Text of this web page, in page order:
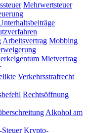
Mehrwertsteuer
Arbeitsvertrag Mobbing
Mietvertrag
Verkehrsstrafrecht
Rechtsöffnung
Alkohol am
Krypto-